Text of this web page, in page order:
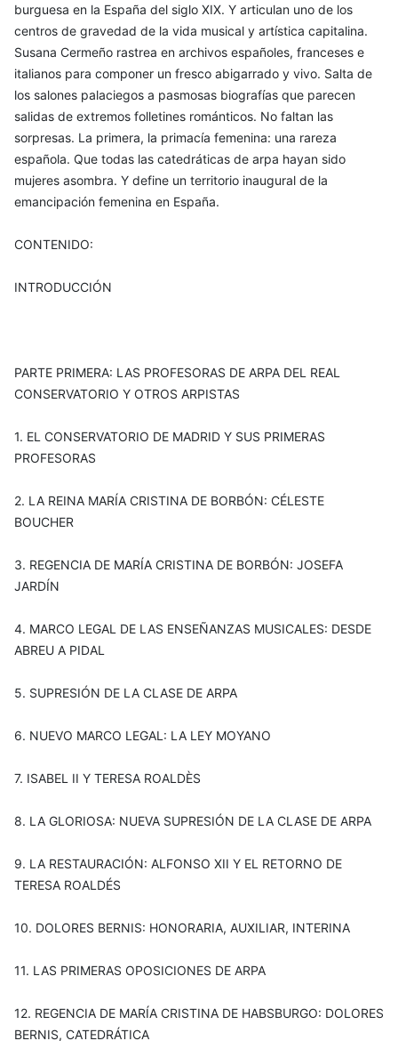
burguesa en la España del siglo XIX. Y articulan uno de los
centros de gravedad de la vida musical y artística capitalina.
Susana Cermeño rastrea en archivos españoles, franceses e
italianos para componer un fresco abigarrado y vivo. Salta de
los salones palaciegos a pasmosas biografías que parecen
salidas de extremos folletines románticos. No faltan las
sorpresas. La primera, la primacía femenina: una rareza
española. Que todas las catedráticas de arpa hayan sido
mujeres asombra. Y define un territorio inaugural de la
emancipación femenina en España.
CONTENIDO:
INTRODUCCIÓN
PARTE PRIMERA: LAS PROFESORAS DE ARPA DEL REAL
CONSERVATORIO Y OTROS ARPISTAS
1. EL CONSERVATORIO DE MADRID Y SUS PRIMERAS
PROFESORAS
2. LA REINA MARÍA CRISTINA DE BORBÓN: CÉLESTE
BOUCHER
3. REGENCIA DE MARÍA CRISTINA DE BORBÓN: JOSEFA
JARDÍN
4. MARCO LEGAL DE LAS ENSEÑANZAS MUSICALES: DESDE
ABREU A PIDAL
5. SUPRESIÓN DE LA CLASE DE ARPA
6. NUEVO MARCO LEGAL: LA LEY MOYANO
7. ISABEL II Y TERESA ROALDÈS
8. LA GLORIOSA: NUEVA SUPRESIÓN DE LA CLASE DE ARPA
9. LA RESTAURACIÓN: ALFONSO XII Y EL RETORNO DE
TERESA ROALDÉS
10. DOLORES BERNIS: HONORARIA, AUXILIAR, INTERINA
11. LAS PRIMERAS OPOSICIONES DE ARPA
12. REGENCIA DE MARÍA CRISTINA DE HABSBURGO: DOLORES
BERNIS, CATEDRÁTICA